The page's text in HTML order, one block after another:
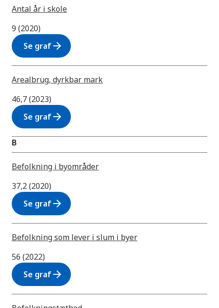
Antal år i skole
9 (2020)
Se grafarrow_forward
Arealbrug, dyrkbar mark
46,7 (2023)
Se grafarrow_forward
B
Befolkning i byområder
37,2 (2020)
Se grafarrow_forward
Befolkning som lever i slum i byer
56 (2022)
Se grafarrow_forward